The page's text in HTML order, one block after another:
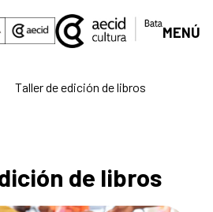
MENÚ
Taller de edición de libros
de libros